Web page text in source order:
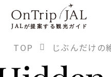
JALが提案する観光ガイド
TOP